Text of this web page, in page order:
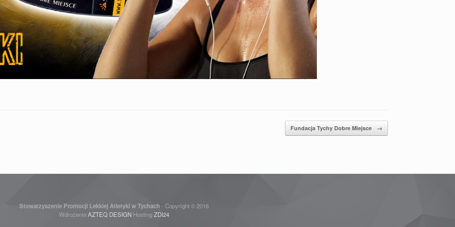
Fundacja Tychy Dobre Miejsce →
Stowarzyszenie Promocji Lekkiej Atletyki w Tychach - Copyright © 2016
WdrożenieAZTEQ DESIGNHostingZDI24